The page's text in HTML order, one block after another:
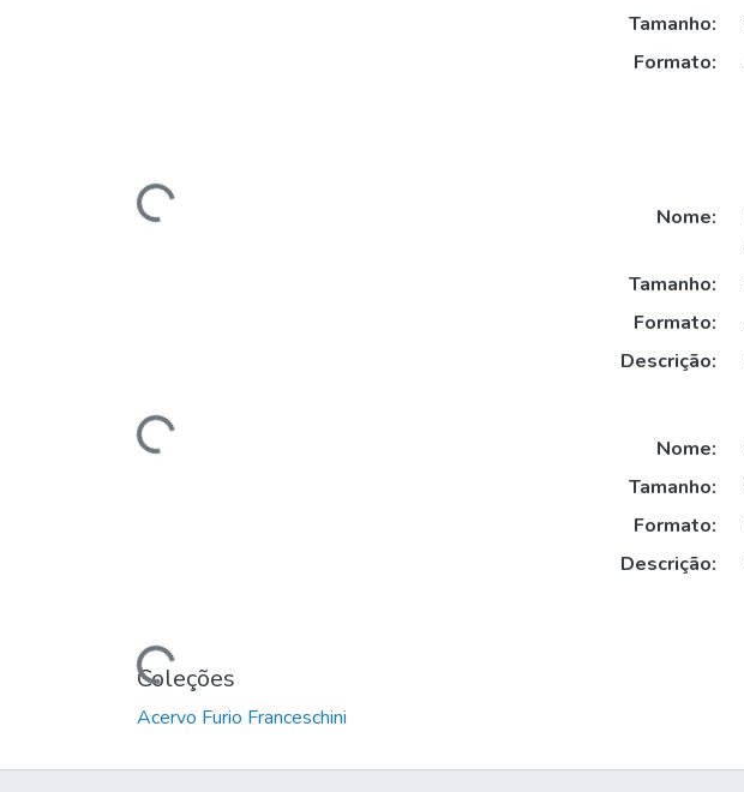
Carregando...
Tamanho:
Formato:
Carregando...
Nome:
Tamanho:
Formato:
Descrição:
Carregando...
Nome:
Tamanho:
Formato:
Descrição:
Coleções
Acervo Furio Franceschini